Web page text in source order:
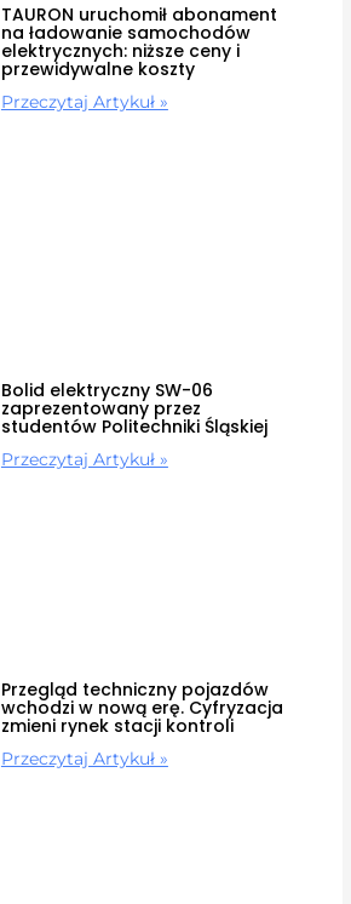
TAURON uruchomił abonament
na ładowanie samochodów
elektrycznych: niższe ceny i
przewidywalne koszty
Przeczytaj Artykuł »
Bolid elektryczny SW-06
zaprezentowany przez
studentów Politechniki Śląskiej
Przeczytaj Artykuł »
Przegląd techniczny pojazdów
wchodzi w nową erę. Cyfryzacja
zmieni rynek stacji kontroli
Przeczytaj Artykuł »